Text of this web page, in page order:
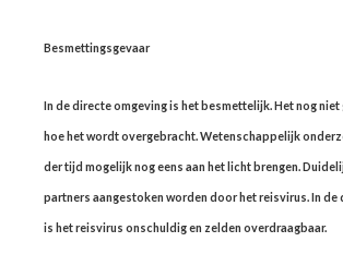
Besmettingsgevaar
In de directe omgeving is het besmettelijk. Het nog
hoe het wordt overgebracht. Wetenschappelijk
der tijd mogelijk nog eens aan het licht brengen.
partners aangestoken worden door het reisvirus. In de
is het reisvirus onschuldig en zelden overdraagbaar.